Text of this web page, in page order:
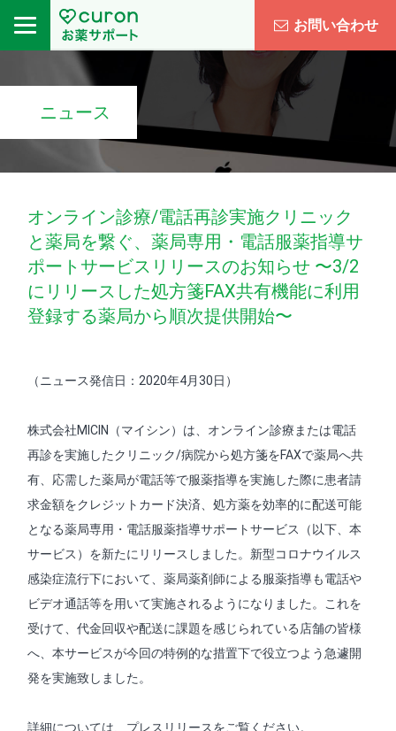
お問い合わせ
ニュース
オンライン診療/電話再診実施クリニック
と薬局を繋ぐ、薬局専用・電話服薬指導サ
ポートサービスリリースのお知らせ 〜3/2
にリリースした処方箋FAX共有機能に利用
登録する薬局から順次提供開始〜
（ニュース発信日：2020年4月30日）
株式会社MICIN（マイシン）は、オンライン診療または電話
再診を実施したクリニック/病院から処方箋をFAXで薬局へ共
有、応需した薬局が電話等で服薬指導を実施した際に患者請
求金額をクレジットカード決済、処方薬を効率的に配送可能
となる薬局専用・電話服薬指導サポートサービス（以下、本
サービス）を新たにリリースしました。新型コロナウイルス
感染症流行下において、薬局薬剤師による服薬指導も電話や
ビデオ通話等を用いて実施されるようになりました。これを
受けて、代金回収や配送に課題を感じられている店舗の皆様
へ、本サービスが今回の特例的な措置下で役立つよう急遽開
発を実施致しました。
詳細については、プレスリリースをご覧ください。